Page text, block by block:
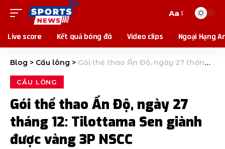
Aa
Live score Kết quả bóng đá Video clips Ngoại Hạng
Blog > Cầu lông > Gói thể thao Ấn Độ, ngày 27 tháng 12: Tilottama Sen giành được vàng 3P NSCC
CẦU LÔNG
Gói thể thao Ấn Độ, ngày 27
tháng 12: Tilottama Sen giành
được vàng 3P NSCC